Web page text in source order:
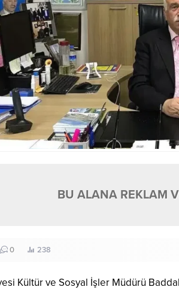
BU ALANA REKLAM
0 238
Kültür ve Sosyal İşler Müdürü